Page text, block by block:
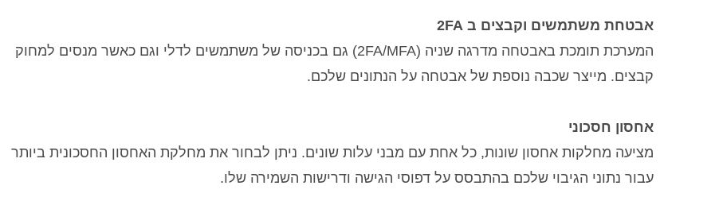
אבטחת משתמשים וקבצים ב 2FA
המערכת תומכת באבטחה מדרגה שניה (2FA/MFA) גם בכניסה של משתמשים לדלי וגם כאשר מנסים למחוק
קבצים. מייצר שכבה נוספת של אבטחה על הנתונים שלכם.
אחסון חסכוני
מציעה מחלקות אחסון שונות, כל אחת עם מבני עלות שונים. ניתן לבחור את מחלקת האחסון החסכונית ביותר
עבור נתוני הגיבוי שלכם בהתבסס על דפוסי הגישה ודרישות השמירה שלו.